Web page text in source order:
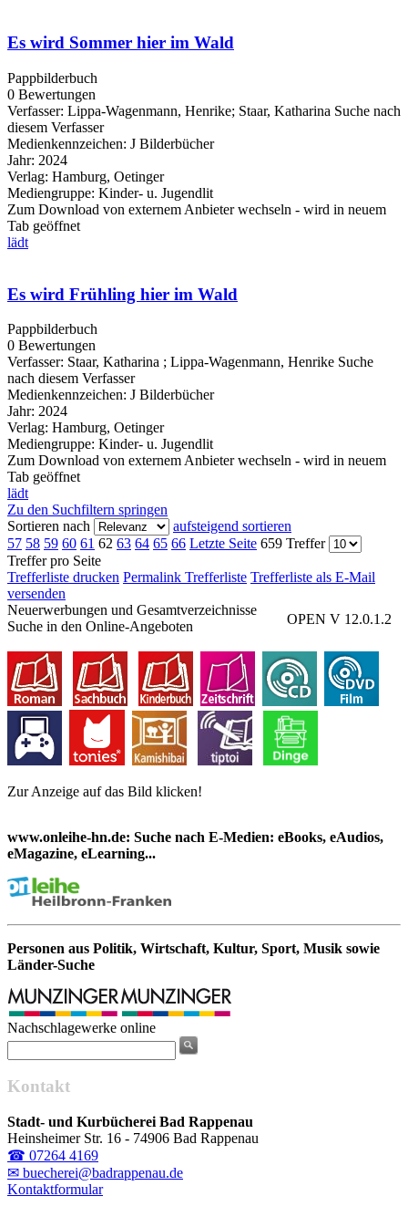
Es wird Sommer hier im Wald
Pappbilderbuch
0 Bewertungen
Verfasser: Lippa-Wagenmann, Henrike; Staar, Katharina Suche nach
diesem Verfasser
Medienkennzeichen: J Bilderbücher
Jahr: 2024
Verlag: Hamburg, Oetinger
Mediengruppe: Kinder- u. Jugendlit
Zum Download von externem Anbieter wechseln - wird in neuem
Tab geöffnet
lädt
Es wird Frühling hier im Wald
Pappbilderbuch
0 Bewertungen
Verfasser: Staar, Katharina ; Lippa-Wagenmann, Henrike Suche
nach diesem Verfasser
Medienkennzeichen: J Bilderbücher
Jahr: 2024
Verlag: Hamburg, Oetinger
Mediengruppe: Kinder- u. Jugendlit
Zum Download von externem Anbieter wechseln - wird in neuem
Tab geöffnet
lädt
Zu den Suchfiltern springen
Sortieren nach
aufsteigend sortieren
57 58 59 60 61 62 63 64 65 66 Letzte Seite 659 Treffer
Treffer pro Seite
Trefferliste drucken Permalink Trefferliste Trefferliste als E-Mail
versenden
OPEN V 12.0.1.2
Neuerwerbungen und Gesamtverzeichnisse
Zur Anzeige auf das Bild klicken!
Suche in den Online-Angeboten
www.onleihe-hn.de: Suche nach E-Medien: eBooks, eAudios,
eMagazine, eLearning...
Personen aus Politik, Wirtschaft, Kultur, Sport, Musik sowie
Länder-Suche
Nachschlagewerke online
Kontakt
Stadt- und Kurbücherei Bad Rappenau
Heinsheimer Str. 16 - 74906 Bad Rappenau
☎ 07264 4169
✉ buecherei@badrappenau.de
Kontaktformular